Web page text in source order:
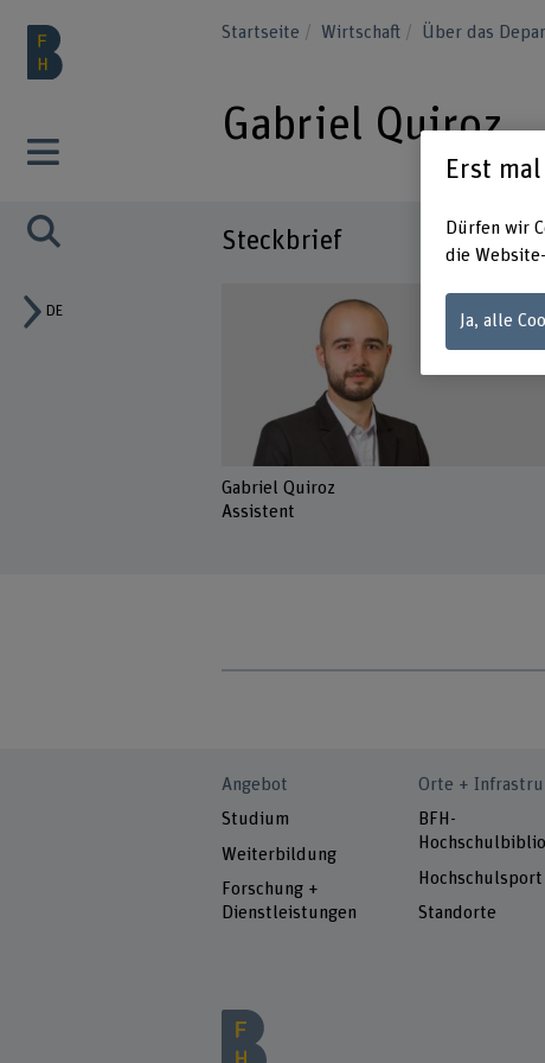
DE
Startseite Wirtschaft Über das
Gabriel Quiroz
Steckbrief
Gabriel Quiroz
Assistent
Angebot
Studium
Weiterbildung
Forschung +
Dienstleistungen
Orte +
BFH-
Hochschulsport
Standorte
Erst
Dürfen wir
die
Ja, alle